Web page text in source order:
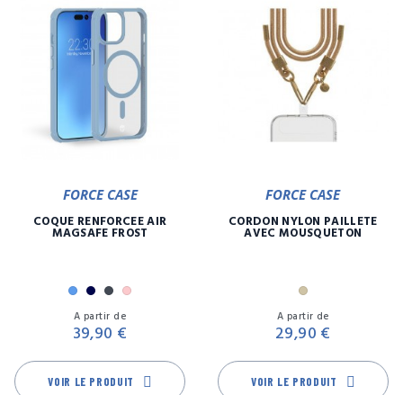
FORCE CASE
COQUE RENFORCÉE AIR
MAGSAFE FROST
BleuMarine
NoirRose
A partir de
39,90 €
VOIR LE PRODUIT
FORCE CASE
CORDON NYLON PAILLETE
AVEC MOUSQUETON
Or
A partir de
29,90 €
VOIR LE PRODUIT